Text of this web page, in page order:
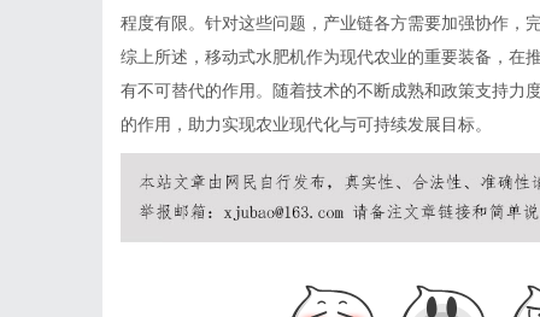
程度有限。针对这些问题，产业链各方需要加强协作，
综上所述，移动式水肥机作为现代农业的重要装备，在
有不可替代的作用。随着技术的不断成熟和政策支持力
的作用，助力实现农业现代化与可持续发展目标。